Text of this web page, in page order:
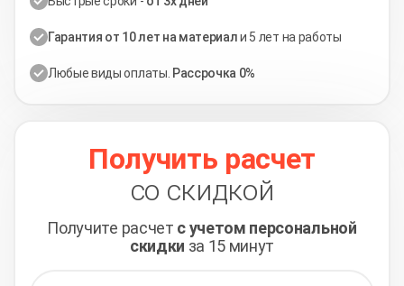
Гарантия от 10 лет на материали 5 лет на работы
Любые виды оплаты. Рассрочка 0%
Получить расчет
со скидкой
Получите расчет с учетом персональной
скидки за 15 минут